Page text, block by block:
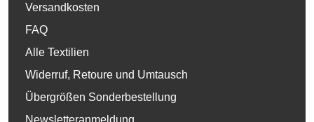
Versandkosten
FAQ
Alle Textilien
Widerruf, Retoure und Umtausch
Übergrößen Sonderbestellung
Newsletteranmeldung